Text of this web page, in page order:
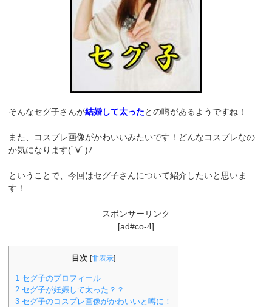
そんなセグ子さんが結婚して太ったとの噂があるようですね！
また、コスプレ画像がかわいいみたいです！どんなコスプレなの
か気になります(ﾟ∀ﾟ)ﾉ
ということで、今回はセグ子さんについて紹介したいと思いま
す！
スポンサーリンク
[ad#co-4]
目次 [非表示]
1 セグ子のプロフィール
2 セグ子が妊娠して太った？？
3 セグ子のコスプレ画像がかわいいと噂に！